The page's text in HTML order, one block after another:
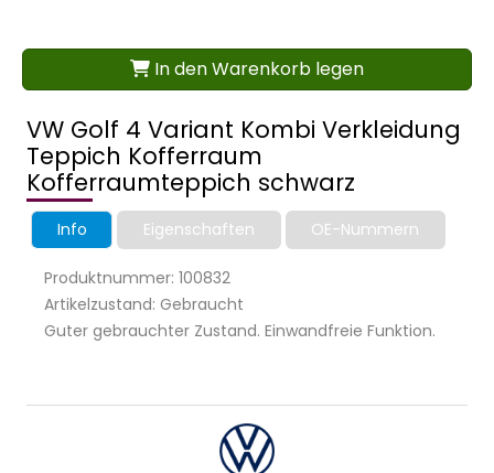
VW Golf 4 Variant Kombi Verkleidung
Teppich Kofferraum
Kofferraumteppich schwarz
Info Eigenschaften OE-Nummern
Produktnummer: 100832
Artikelzustand: Gebraucht
Guter gebrauchter Zustand. Einwandfreie Funktion.
In den Warenkorb legen